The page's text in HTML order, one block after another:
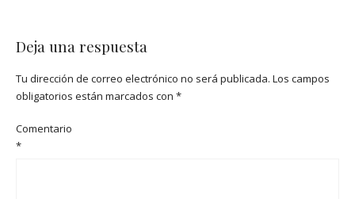
Deja una respuesta
Tu dirección de correo electrónico no será publicada. Los campos
obligatorios están marcados con *
Comentario
*